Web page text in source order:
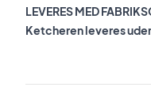
LEVERES MED
Ketcheren leveres